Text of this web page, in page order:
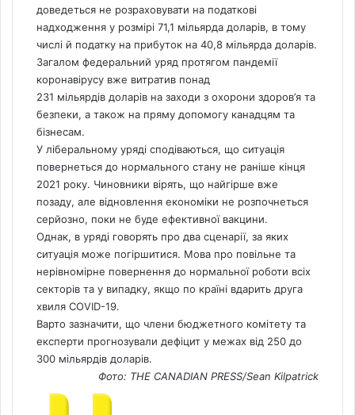
доведеться не розраховувати на податкові
надходження у розмірі 71,1 мільярда доларів, в тому
числі й податку на прибуток на 40,8 мільярда доларів.
Загалом федеральний уряд протягом пандемії
коронавірусу вже витратив понад
231 мільярдів доларів на заходи з охорони здоров’я та
безпеки, а також на пряму допомогу канадцям та
бізнесам.
У ліберальному уряді сподіваються, що ситуація
повернеться до нормального стану не раніше кінця
2021 року. Чиновники вірять, що найгірше вже
позаду, але відновлення економіки не розпочнеться
серйозно, поки не буде ефективної вакцини.
Однак, в уряді говорять про два сценарії, за яких
ситуація може погіршитися. Мова про повільне та
нерівномірне повернення до нормальної роботи всіх
секторів та у випадку, якщо по країні вдарить друга
хвиля COVID-19.
Варто зазначити, що члени бюджетного комітету та
експерти прогнозували дефіцит у межах від 250 до
300 мільярдів доларів.
Фото: THE CANADIAN PRESS/Sean Kilpatrick